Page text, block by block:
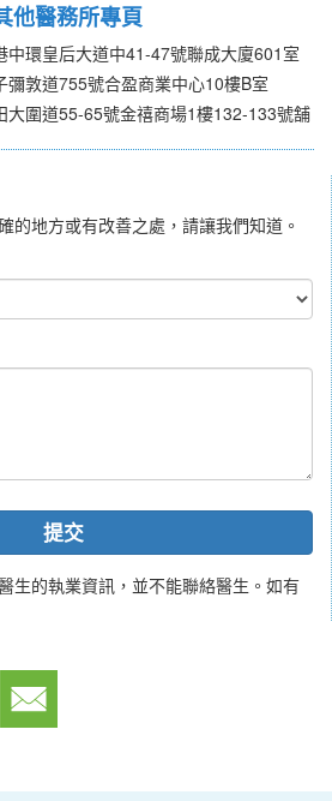
他醫務所專頁
中環皇后大道中41-47號聯成大廈601室
彌敦道755號合盈商業中心10樓B室
大圍道55-65號金禧商場1樓132-133號舗
的地方或有改善之處，請讓我們知道。
提交
生的執業資訊，並不能聯絡醫生。如有